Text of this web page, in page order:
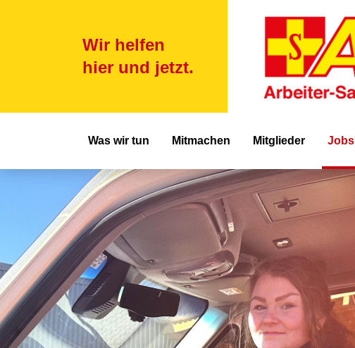
Wir helfen
hier und jetzt.
Hauptnavigation
Was wir tun Mitmachen Mitglieder Jobs